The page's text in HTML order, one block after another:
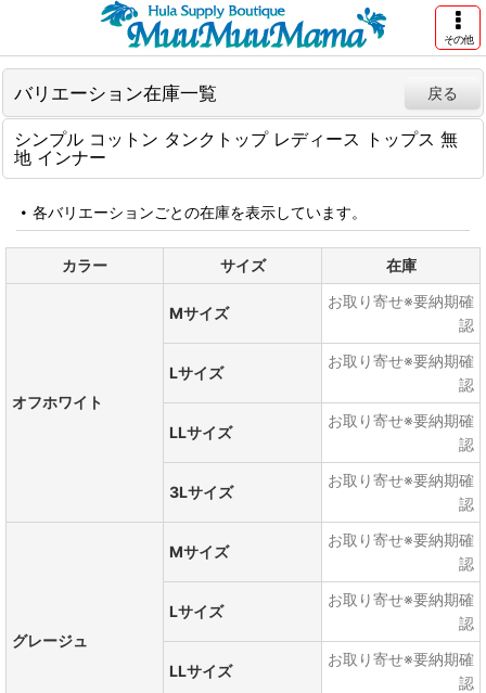
その他
バリエーション在庫一覧 戻る
シンプル コットン タンクトップ レディース トップス 無
地 インナー
各バリエーションごとの在庫を表示しています。
カラー サイズ 在庫
オフホワイト
Mサイズ
お取り寄せ※要納期確
認
Lサイズ
お取り寄せ※要納期確
認
LLサイズ
お取り寄せ※要納期確
認
3Lサイズ
お取り寄せ※要納期確
認
グレージュ
Mサイズ
お取り寄せ※要納期確
認
Lサイズ
お取り寄せ※要納期確
認
LLサイズ
お取り寄せ※要納期確
認